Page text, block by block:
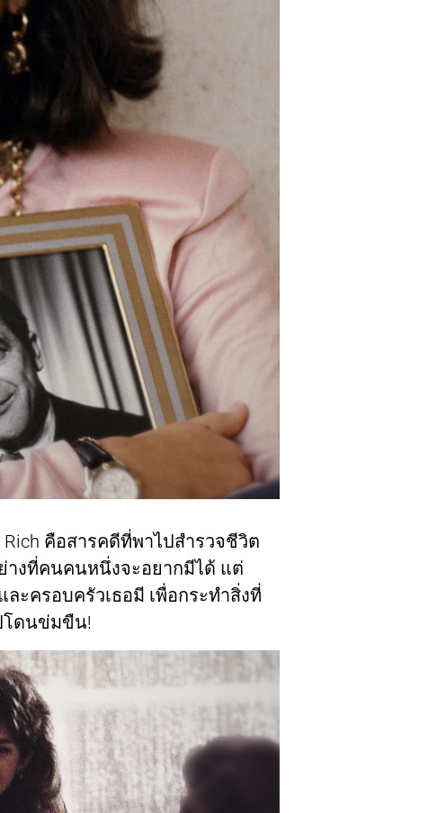
Rich คือสารคดีที่พาไปสำรวจชีวิต
างที่คนคนหนึ่งจะอยากมีได้ แต่
ะครอบครัวเธอมี เพื่อกระทำสิ่งที่
โดนข่มขืน!